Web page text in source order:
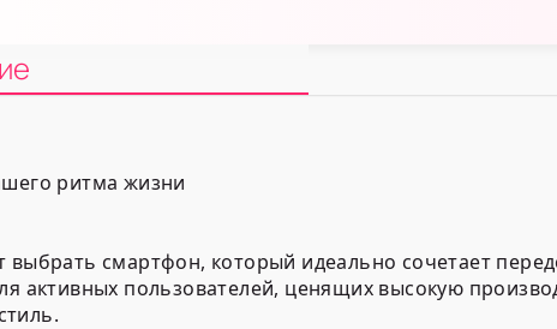
ритма жизни
выбрать смартфон, который идеально сочетает
активных пользователей, ценящих высокую